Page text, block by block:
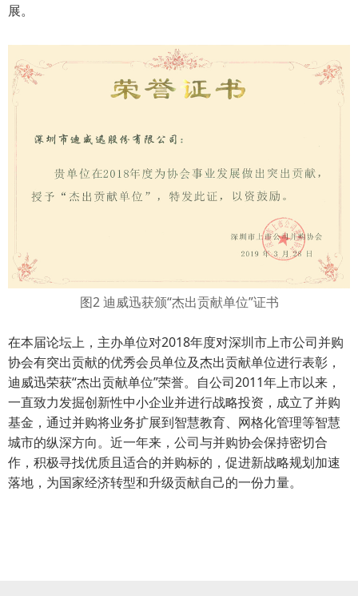
展。
图2 迪威迅获颁“杰出贡献单位”证书
在本届论坛上，主办单位对2018年度对深圳市上市公司并购
协会有突出贡献的优秀会员单位及杰出贡献单位进行表彰，
迪威迅荣获“杰出贡献单位”荣誉。自公司2011年上市以来，
一直致力发掘创新性中小企业并进行战略投资，成立了并购
基金，通过并购将业务扩展到智慧教育、网格化管理等智慧
城市的纵深方向。近一年来，公司与并购协会保持密切合
作，积极寻找优质且适合的并购标的，促进新战略规划加速
落地，为国家经济转型和升级贡献自己的一份力量。